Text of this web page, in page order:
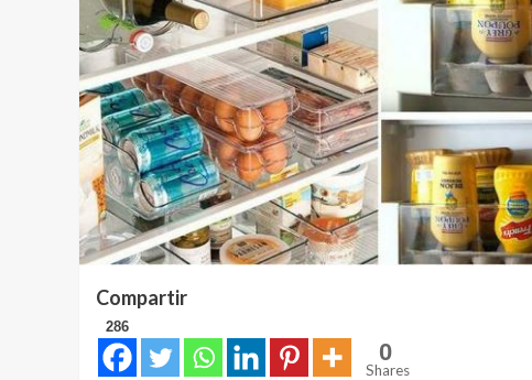
Compartir
286
0
Shares